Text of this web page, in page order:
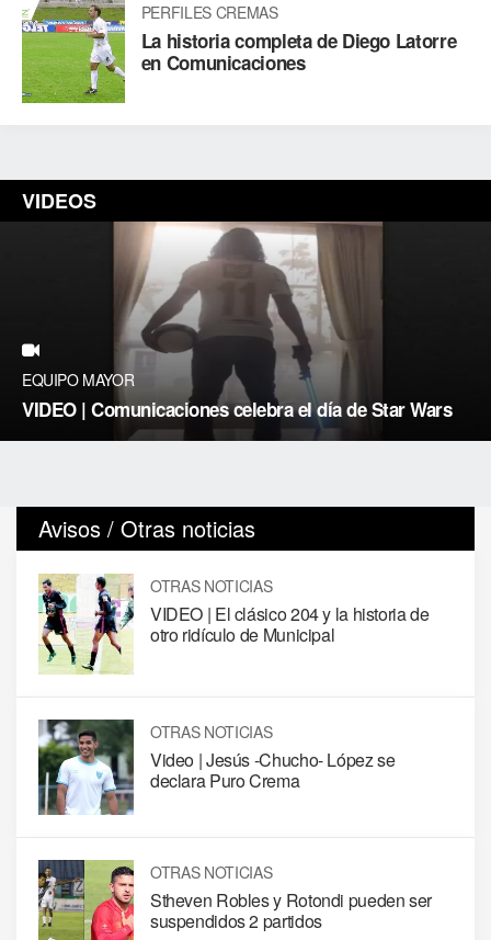
PERFILES CREMAS
La historia completa de Diego Latorre
en Comunicaciones
VIDEOS
EQUIPO MAYOR
VIDEO | Comunicaciones celebra el día de Star Wars
Avisos / Otras noticias
OTRAS NOTICIAS
VIDEO | El clásico 204 y la historia de
otro ridículo de Municipal
OTRAS NOTICIAS
Video | Jesús -Chucho- López se
declara Puro Crema
OTRAS NOTICIAS
Stheven Robles y Rotondi pueden ser
suspendidos 2 partidos